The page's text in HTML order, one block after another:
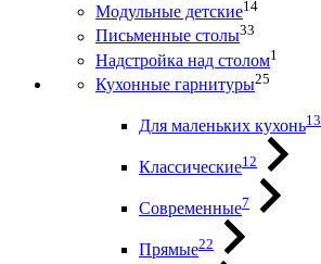
Модульные детские14
Письменные столы33
Надстройка над столом1
Кухонные гарнитуры25
Для маленьких кухонь13
Классические12
Современные7
Прямые22